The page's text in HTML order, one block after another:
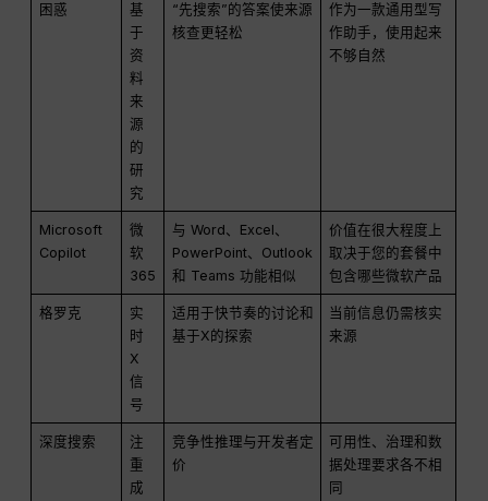
困惑
基
于
资
料
来
源
的
研
究
“先搜索”的答案使来源
核查更轻松
作为一款通用型写
作助手，使用起来
不够自然
Microsoft
Copilot
微
软
365
与 Word、Excel、
PowerPoint、Outlook
和 Teams 功能相似
价值在很大程度上
取决于您的套餐中
包含哪些微软产品
格罗克
实
时
X
信
号
适用于快节奏的讨论和
基于X的探索
当前信息仍需核实
来源
深度搜索
注
重
成
竞争性推理与开发者定
价
可用性、治理和数
据处理要求各不相
同